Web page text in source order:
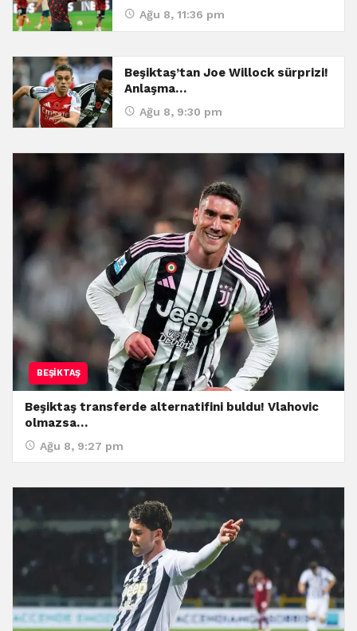
Ağu 8, 11:36 pm
Beşiktaş’tan Joe Willock sürprizi!
Anlaşma…
Ağu 8, 9:30 pm
BEŞIKTAŞ
Beşiktaş transferde alternatifini buldu! Vlahovic
olmazsa…
Ağu 8, 9:27 pm